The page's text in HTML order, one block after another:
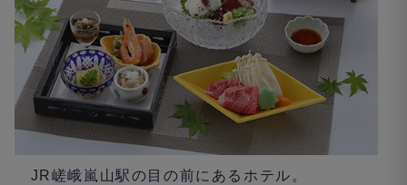
JR嵯峨嵐山駅の目の前にあるホテル。